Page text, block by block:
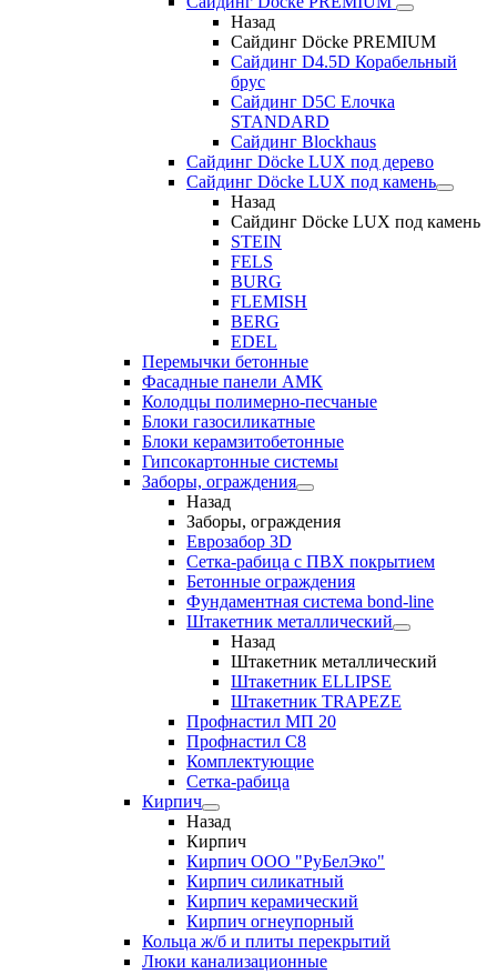
Назад
Сайдинг Döcke PREMIUM
Сайдинг D4.5D Корабельный
брус
Сайдинг D5С Елочка
STANDARD
Сайдинг Blockhaus
Сайдинг Döcke LUX под дерево
Сайдинг Döcke LUX под камень
Назад
Сайдинг Döcke LUX под камень
STEIN
FELS
BURG
FLEMISH
BERG
EDEL
Перемычки бетонные
Фасадные панели АМК
Колодцы полимерно-песчаные
Блоки газосиликатные
Блоки керамзитобетонные
Гипсокартонные системы
Заборы, ограждения
Назад
Заборы, ограждения
Еврозабор 3D
Сетка-рабица с ПВХ покрытием
Бетонные ограждения
Фундаментная система bond-line
Штакетник металлический
Назад
Штакетник металлический
Штакетник ELLIPSE
Штакетник TRAPEZE
Профнастил МП 20
Профнастил С8
Комплектующие
Сетка-рабица
Кирпич
Назад
Кирпич
Кирпич ООО "РуБелЭко"
Кирпич силикатный
Кирпич керамический
Кирпич огнеупорный
Кольца ж/б и плиты перекрытий
Люки канализационные